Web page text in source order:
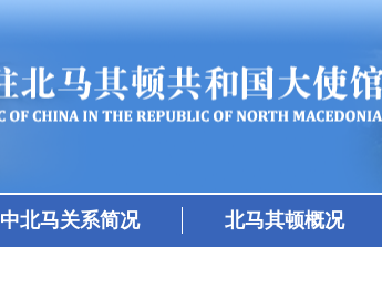
中北马关系简况 北马其顿概况